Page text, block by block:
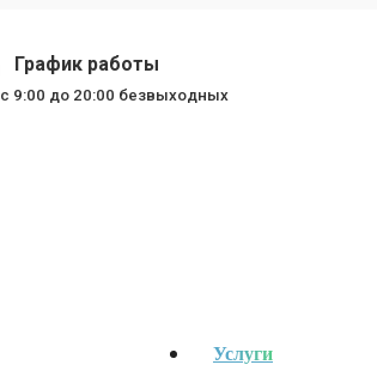
График работы
c 9:00 до 20:00 безвыходных
Услуги